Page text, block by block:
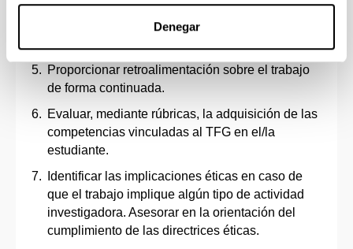
Denegar
Facilitar al/ a la estudiante el acceso a los
recursos necesarios para desarrollar las
Proporcionar retroalimentación sobre el trabajo
de forma continuada.
Evaluar, mediante rúbricas, la adquisición de las
competencias vinculadas al TFG en el/la
estudiante.
Identificar las implicaciones éticas en caso de
que el trabajo implique algún tipo de actividad
investigadora. Asesorar en la orientación del
cumplimiento de las directrices éticas.